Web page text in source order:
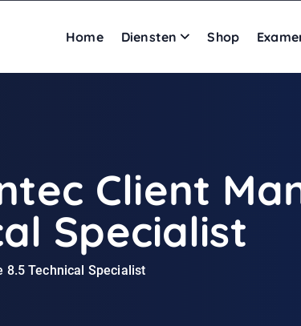
Home Diensten Shop
Client
Specialist
8.5 Technical Specialist